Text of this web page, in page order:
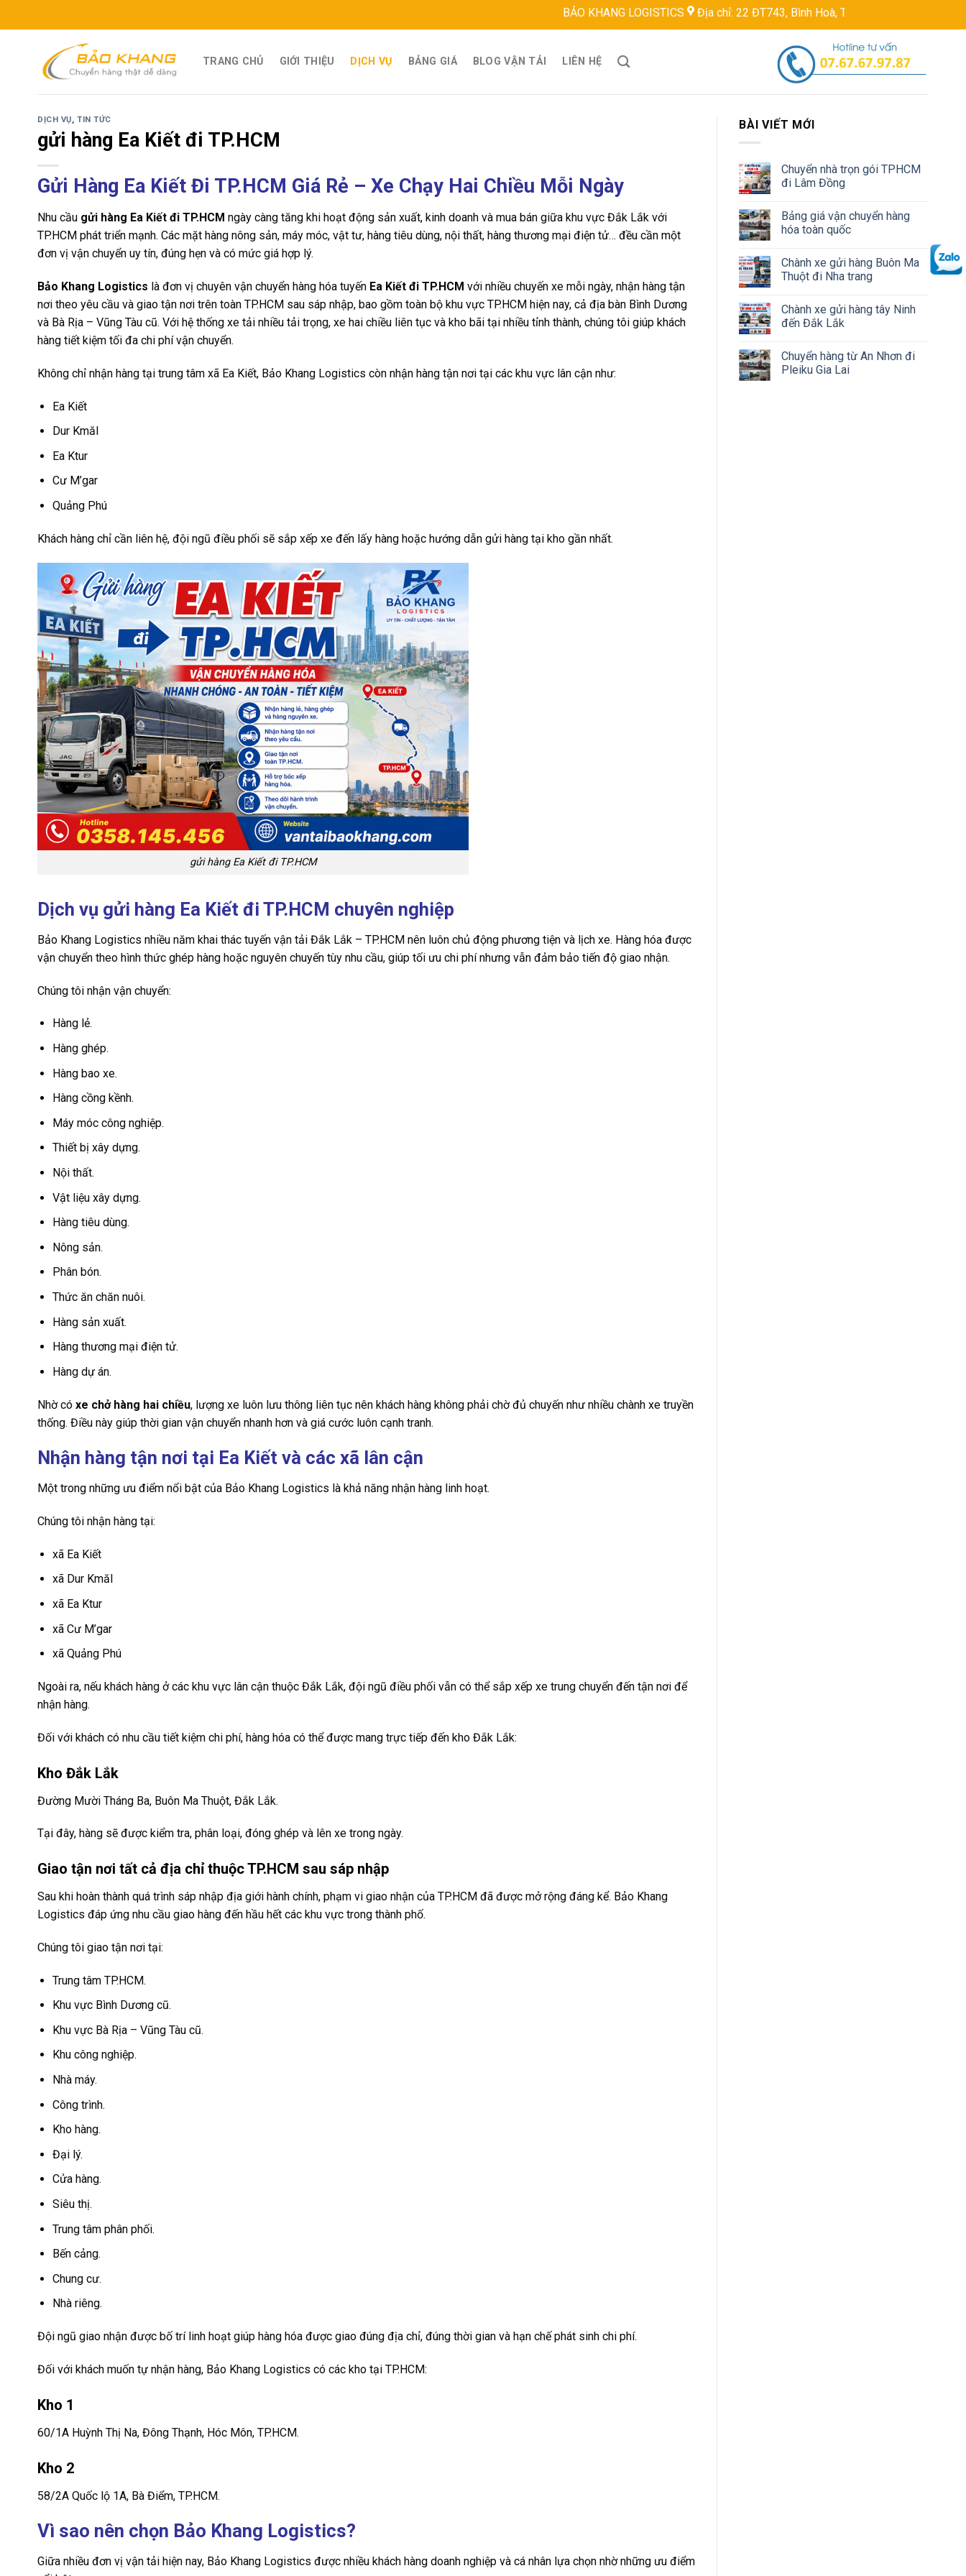
to
BẢO KHANG LOGISTICS Địa chỉ: 22 ĐT743, Bình Hoà, Thuận An, Bình Dương, Việt Nam
TRANG CHỦ GIỚI THIỆU DỊCH VỤ BẢNG GIÁ BLOG VẬN TẢI LIÊN HỆ
DỊCH VỤ,TIN TỨC
gửi hàng Ea Kiết đi TP.HCM
Gửi Hàng Ea Kiết Đi TP.HCM Giá Rẻ – Xe Chạy Hai Chiều Mỗi Ngày
Nhu cầu gửi hàng Ea Kiết đi TP.HCM ngày càng tăng khi hoạt động sản xuất, kinh doanh và mua bán giữa khu vực Đắk Lắk với
TP.HCM phát triển mạnh. Các mặt hàng nông sản, máy móc, vật tư, hàng tiêu dùng, nội thất, hàng thương mại điện tử… đều cần một
đơn vị vận chuyển uy tín, đúng hẹn và có mức giá hợp lý.
Bảo Khang Logistics là đơn vị chuyên vận chuyển hàng hóa tuyến Ea Kiết đi TP.HCM với nhiều chuyến xe mỗi ngày, nhận hàng tận
nơi theo yêu cầu và giao tận nơi trên toàn TP.HCM sau sáp nhập, bao gồm toàn bộ khu vực TP.HCM hiện nay, cả địa bàn Bình Dương
và Bà Rịa – Vũng Tàu cũ. Với hệ thống xe tải nhiều tải trọng, xe hai chiều liên tục và kho bãi tại nhiều tỉnh thành, chúng tôi giúp khách
hàng tiết kiệm tối đa chi phí vận chuyển.
Không chỉ nhận hàng tại trung tâm xã Ea Kiết, Bảo Khang Logistics còn nhận hàng tận nơi tại các khu vực lân cận như:
Ea Kiết
Dur Kmăl
Ea Ktur
Cư M’gar
Quảng Phú
Khách hàng chỉ cần liên hệ, đội ngũ điều phối sẽ sắp xếp xe đến lấy hàng hoặc hướng dẫn gửi hàng tại kho gần nhất.
gửi hàng Ea Kiết đi TP.HCM
Dịch vụ gửi hàng Ea Kiết đi TP.HCM chuyên nghiệp
Bảo Khang Logistics nhiều năm khai thác tuyến vận tải Đắk Lắk – TP.HCM nên luôn chủ động phương tiện và lịch xe. Hàng hóa được
vận chuyển theo hình thức ghép hàng hoặc nguyên chuyến tùy nhu cầu, giúp tối ưu chi phí nhưng vẫn đảm bảo tiến độ giao nhận.
Chúng tôi nhận vận chuyển:
Hàng lẻ.
Hàng ghép.
Hàng bao xe.
Hàng cồng kềnh.
Máy móc công nghiệp.
Thiết bị xây dựng.
Nội thất.
Vật liệu xây dựng.
Hàng tiêu dùng.
Nông sản.
Phân bón.
Thức ăn chăn nuôi.
Hàng sản xuất.
Hàng thương mại điện tử.
Hàng dự án.
Nhờ có xe chở hàng hai chiều, lượng xe luôn lưu thông liên tục nên khách hàng không phải chờ đủ chuyến như nhiều chành xe truyền
thống. Điều này giúp thời gian vận chuyển nhanh hơn và giá cước luôn cạnh tranh.
Nhận hàng tận nơi tại Ea Kiết và các xã lân cận
Một trong những ưu điểm nổi bật của Bảo Khang Logistics là khả năng nhận hàng linh hoạt.
Chúng tôi nhận hàng tại:
xã Ea Kiết
xã Dur Kmăl
xã Ea Ktur
xã Cư M’gar
xã Quảng Phú
Ngoài ra, nếu khách hàng ở các khu vực lân cận thuộc Đắk Lắk, đội ngũ điều phối vẫn có thể sắp xếp xe trung chuyển đến tận nơi để
nhận hàng.
Đối với khách có nhu cầu tiết kiệm chi phí, hàng hóa có thể được mang trực tiếp đến kho Đắk Lắk:
Kho Đắk Lắk
Đường Mười Tháng Ba, Buôn Ma Thuột, Đắk Lắk.
Tại đây, hàng sẽ được kiểm tra, phân loại, đóng ghép và lên xe trong ngày.
Giao tận nơi tất cả địa chỉ thuộc TP.HCM sau sáp nhập
Sau khi hoàn thành quá trình sáp nhập địa giới hành chính, phạm vi giao nhận của TP.HCM đã được mở rộng đáng kể. Bảo Khang
Logistics đáp ứng nhu cầu giao hàng đến hầu hết các khu vực trong thành phố.
Chúng tôi giao tận nơi tại:
Trung tâm TP.HCM.
Khu vực Bình Dương cũ.
Khu vực Bà Rịa – Vũng Tàu cũ.
Khu công nghiệp.
Nhà máy.
Công trình.
Kho hàng.
Đại lý.
Cửa hàng.
Siêu thị.
Trung tâm phân phối.
Bến cảng.
Chung cư.
Nhà riêng.
Đội ngũ giao nhận được bố trí linh hoạt giúp hàng hóa được giao đúng địa chỉ, đúng thời gian và hạn chế phát sinh chi phí.
Đối với khách muốn tự nhận hàng, Bảo Khang Logistics có các kho tại TP.HCM:
Kho 1
60/1A Huỳnh Thị Na, Đông Thạnh, Hóc Môn, TP.HCM.
Kho 2
58/2A Quốc lộ 1A, Bà Điểm, TP.HCM.
Vì sao nên chọn Bảo Khang Logistics?
Giữa nhiều đơn vị vận tải hiện nay, Bảo Khang Logistics được nhiều khách hàng doanh nghiệp và cá nhân lựa chọn nhờ những ưu điểm
BÀI VIẾT MỚI
Chuyển nhà trọn gói TPHCM
đi Lâm Đồng
Bảng giá vận chuyển hàng
hóa toàn quốc
Chành xe gửi hàng Buôn Ma
Thuột đi Nha trang
Chành xe gửi hàng tây Ninh
đến Đắk Lắk
Chuyển hàng từ An Nhơn đi
Pleiku Gia Lai